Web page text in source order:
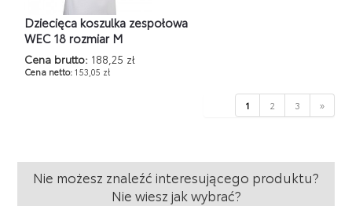
Dziecięca koszulka zespołowa
WEC 18 rozmiar M
Cena brutto: 188,25 zł
Cena netto:153,05 zł
1 2 3 »
Nie możesz znaleźć interesującego produktu?
Nie wiesz jak wybrać?